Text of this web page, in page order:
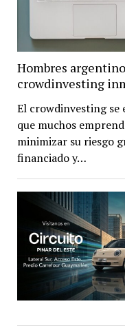
Hombres
crowdinvesting
El crowdinvesting se
que muchos
minimizar su riesgo
financiado y…